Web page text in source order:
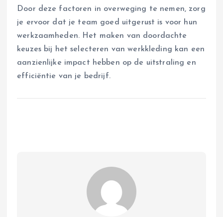
Door deze factoren in overweging te nemen, zorg
je ervoor dat je team goed uitgerust is voor hun
werkzaamheden. Het maken van doordachte
keuzes bij het selecteren van werkkleding kan een
aanzienlijke impact hebben op de uitstraling en
efficiëntie van je bedrijf.